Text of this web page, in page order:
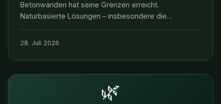
Betonwänden hat seine Grenzen erreicht.
Naturbasierte Lösungen – insbesondere die
und Kohlenstoffspeicherung.
28. Juli 2026
🌿